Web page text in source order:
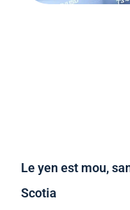
Le yen est mou,
Scotia